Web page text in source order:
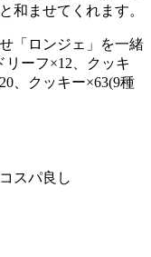
和ませてくれます。
「ロンジェ」を一緒
ーフ×12、クッキ
、クッキー×63(9種
コスパ良し